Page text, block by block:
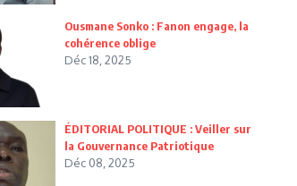
Ousmane Sonko : Fanon engage, la
cohérence oblige
Déc 18, 2025
ÉDITORIAL POLITIQUE : Veiller sur
la Gouvernance Patriotique
Déc 08, 2025